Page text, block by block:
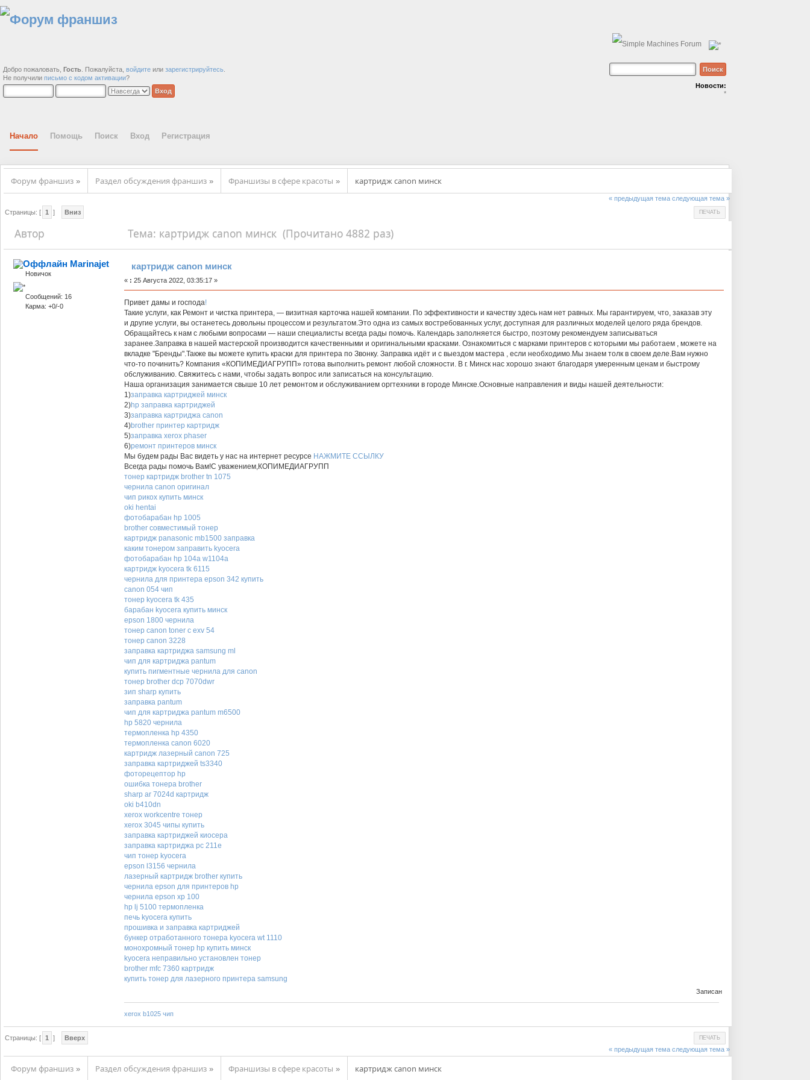
Добро пожаловать, Гость . Пожалуйста, войдите или зарегистрируйтесь
Не получили письмо с кодом активации?
Новости:
*
Начало Помощь Поиск Вход Регистрация
Форум франшиз » Раздел обсуждения франшиз » Франшизы в сфере красоты » картридж canon минск
« предыдущая тема следующая тема »
ПЕЧАТЬ
Страницы: [ 1 ] Вниз
Автор Тема: картридж canon минск (Прочитано 4882 раз)
Marinajet
Новичок
Сообщений: 16
Карма: +0/-0
картридж canon минск
« : 25 Августа 2022, 03:35:17 »
Привет дамы и господа!
Такие услуги, как Ремонт и чистка принтера, — визитная карточка нашей компании. По эффективности и качеству здесь нам нет равных. Мы гарантируем, что, заказав эту
и другие услуги, вы останетесь довольны процессом и результатом.Это одна из самых востребованных услуг, доступная для различных моделей целого ряда брендов.
Обращайтесь к нам с любыми вопросами — наши специалисты всегда рады помочь. Календарь заполняется быстро, поэтому рекомендуем записываться
заранее.Заправка в нашей мастерской производится качественными и оригинальными красками. Ознакомиться с марками принтеров с которыми мы работаем , можете на
вкладке "Бренды".Также вы можете купить краски для принтера по Звонку. Заправка идёт и с выездом мастера , если необходимо.Мы знаем толк в своем деле.Вам нужно
что-то починить? Компания «КОПИМЕДИАГРУПП» готова выполнить ремонт любой сложности. В г. Минск нас хорошо знают благодаря умеренным ценам и быстрому
обслуживанию. Свяжитесь с нами, чтобы задать вопрос или записаться на консультацию.
Наша организация занимается свыше 10 лет ремонтом и обслуживанием оргтехники в городе Минске.Основные направления и виды нашей деятельности:
1)заправка картриджей минск
2)hp заправка картриджей
3)заправка картриджа canon
4)brother принтер картридж
5)заправка xerox phaser
6)ремонт принтеров минск
Мы будем рады Вас видеть у нас на интернет ресурсе НАЖМИТЕ ССЫЛКУ
Всегда рады помочь Вам!С уважением,КОПИМЕДИАГРУПП
тонер картридж brother tn 1075
чернила canon оригинал
чип рикох купить минск
oki hentai
фотобарабан hp 1005
brother совместимый тонер
картридж panasonic mb1500 заправка
каким тонером заправить kyocera
фотобарабан hp 104a w1104a
картридж kyocera tk 6115
чернила для принтера epson 342 купить
canon 054 чип
тонер kyocera tk 435
барабан kyocera купить минск
epson 1800 чернила
тонер canon toner c exv 54
тонер canon 3228
заправка картриджа samsung ml
чип для картриджа pantum
купить пигментные чернила для canon
тонер brother dcp 7070dwr
зип sharp купить
заправка pantum
чип для картриджа pantum m6500
hp 5820 чернила
термопленка hp 4350
термопленка canon 6020
картридж лазерный canon 725
заправка картриджей ts3340
фоторецептор hp
ошибка тонера brother
sharp ar 7024d картридж
oki b410dn
xerox workcentre тонер
xerox 3045 чипы купить
заправка картриджей киосера
заправка картриджа pc 211e
чип тонер kyocera
epson l3156 чернила
лазерный картридж brother купить
чернила epson для принтеров hp
чернила epson xp 100
hp lj 5100 термопленка
печь kyocera купить
прошивка и заправка картриджей
бункер отработанного тонера kyocera wt 1110
монохромный тонер hp купить минск
kyocera неправильно установлен тонер
brother mfc 7360 картридж
купить тонер для лазерного принтера samsung
Записан
xerox b1025 чип
ПЕЧАТЬ
Страницы: [ 1 ]
Вверх
« предыдущая тема следующая тема »
Форум франшиз » Раздел обсуждения франшиз » Франшизы в сфере красоты » картридж canon минск